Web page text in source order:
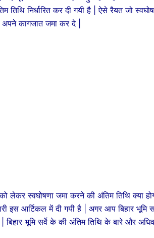
निर्धारित कर दी गयी है | ऐसे रैयत जो
कागजात जमा कर दे |
लेकर स्वघोषणा जमा करने की अंतिम तिथि क्या
इस आर्टिकल में दी गयी है | अगर आप बिहार भूमि
भूमि सर्वे के की अंतिम तिथि के बारे और